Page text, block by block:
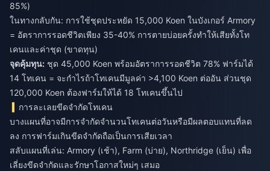
85%)
ในทางกลับกัน: การใช้ชุดประหยัด 15,000 Koen ในบังเกอร์ Armory
= อัตราการรอดชีวิตเพียง 35-40% การตายบ่อยครั้งทำให้เสียทั้งโท
เคนและค่าชุด (ขาดทุน)
จุดคุ้มทุน: ชุด 45,000 Koen พร้อมอัตราการรอดชีวิต 78% ฟาร์มได้
14 โทเคน = จะกำไรถ้าโทเคนมีมูลค่า >4,100 Koen ต่ออัน ส่วนชุด
120,000 Koen ต้องฟาร์มให้ได้ 18 โทเคนขึ้นไป
การละเลยขีดจำกัดโทเคน
บางแผนที่อาจมีการจำกัดจำนวนโทเคนต่อวันหรือมีผลตอบแทนที่ลด
ลง การฟาร์มเกินขีดจำกัดถือเป็นการเสียเวลา
สลับแผนที่เล่น: Armory (เช้า), Farm (บ่าย), Northridge (เย็น) เพื่อ
เลี่ยงขีดจำกัดและรักษาโอกาสใหม่ๆ เสมอ